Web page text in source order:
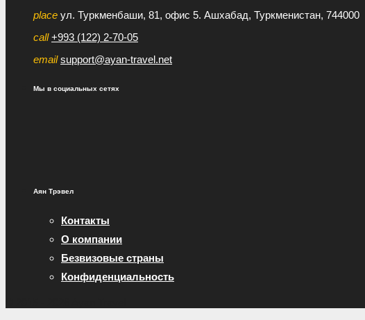
place ул. Туркменбаши, 81, офис 5. Ашхабад, Туркменистан, 744000
call +993 (122) 2-70-05
email support@ayan-travel.net
Мы в социальных сетях
Аян Трэвел
Контакты
О компании
Безвизовые страны
Конфиденциальность